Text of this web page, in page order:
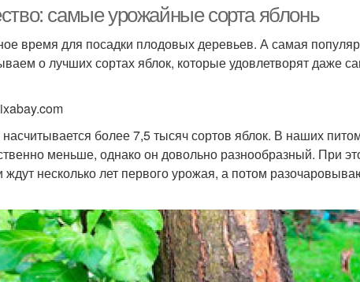
самые урожайные сорта яблонь
время для посадки плодовых деревьев. А самая
о лучших сортах яблок, которые удовлетворят даже
более 7,5 тысяч сортов яблок. В наших
меньше, однако он довольно разнообразный. При
несколько лет первого урожая, а потом